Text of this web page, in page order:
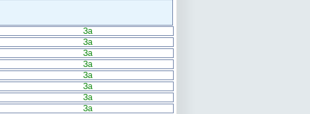
За
За
За
За
За
За
За
За